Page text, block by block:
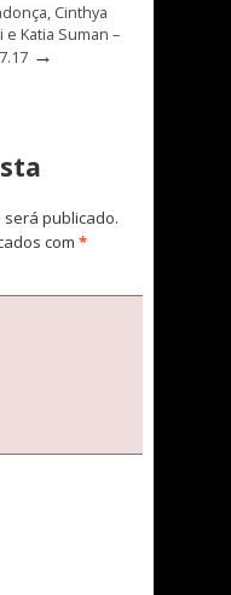
Cinthya
e Katia Suman –
→
publicado.
com *